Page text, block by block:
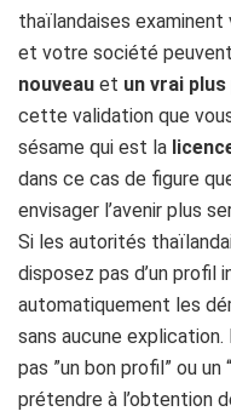
thaïlandaises
et votre société peuvent
nouveau et un vrai plus
cette validation que
sésame qui est la
dans ce cas de figure
envisager l’avenir plus
Si les autorités
disposez pas d’un profil
automatiquement les
sans aucune explication.
pas ”un bon profil” ou
prétendre à l’obtention